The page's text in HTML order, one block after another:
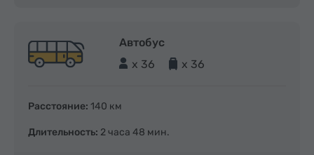
Автобус
x 36
x 36
Расстояние: 140 км
Длительность: 2 часа 48 мин.